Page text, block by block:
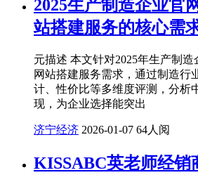
2025生产制造企业官
站搭建服务的核心需
元描述 本文针对2025年生产制
网站搭建服务需求，通过制造行
计、性价比等多维度评测，分析
现，为企业选择能突出
济宁经济 2026-01-07 64人阅
KISSABC英老师经销